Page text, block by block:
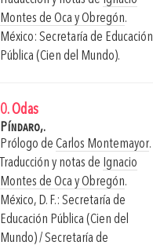
Montes de Oca y Obregón.
México: Secretaría de Educación
Pública (Cien del Mundo).
0. Odas
Píndaro,.
Prólogo de Carlos Montemayor.
Traducción y notas de Ignacio
Montes de Oca y Obregón.
México, D. F.: Secretaría de
Educación Pública (Cien del
Mundo) / Secretaría de